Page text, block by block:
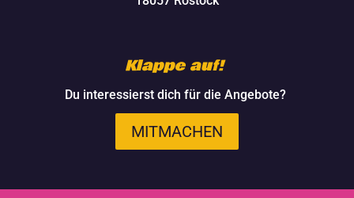
Klappe auf!
Du interessierst dich für die Angebote?
MITMACHEN